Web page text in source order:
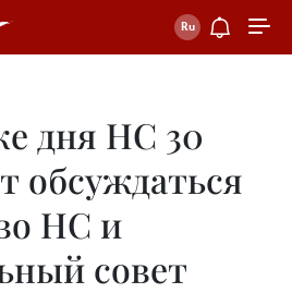
дня НС 30
обсуждаться
НС и
совет